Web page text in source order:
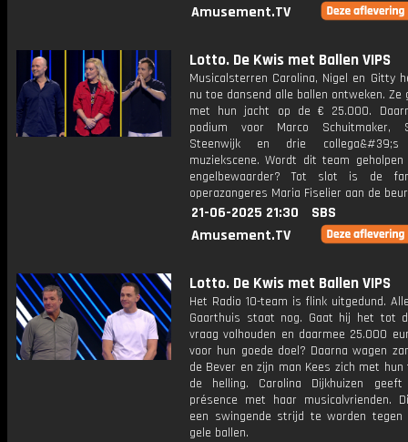
Amusement.TV
Lotto. De Kwis met Ballen VIPS
Musicalsterren Carolina, Nigel en Gitty
nu toe dansend alle ballen ontweken. Ze
met hun jacht op de € 25.000.
podium voor Marco Schuitmaker,
Steenwijk en drie
muziekscene. Wordt dit team
engelbewaarder? Tot slot is de
operazangeres Maria Fiselier aan de
21-06-2025 21:30
SBS
Amusement.TV
Lotto. De Kwis met Ballen VIPS
Het Radio 10-team is flink uitgedund.
Gaarthuis staat nog. Gaat hij het tot
vraag volhouden en daarmee 25.000
voor hun goede doel? Daarna wagen
de Bever en zijn man Kees zich met
de helling. Carolina Dijkhuizen
présence met haar musicalvrienden.
een swingende strijd te worden tegen
gele ballen.